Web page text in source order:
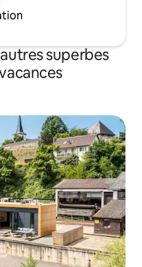
superbes
appréciés